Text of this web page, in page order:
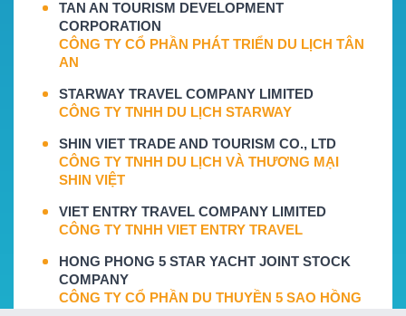
TAN AN TOURISM DEVELOPMENT
CORPORATION
CÔNG TY CỔ PHẦN PHÁT TRIỂN DU LỊCH TÂN
AN
STARWAY TRAVEL COMPANY LIMITED
CÔNG TY TNHH DU LỊCH STARWAY
SHIN VIET TRADE AND TOURISM CO., LTD
CÔNG TY TNHH DU LỊCH VÀ THƯƠNG MẠI
SHIN VIỆT
VIET ENTRY TRAVEL COMPANY LIMITED
CÔNG TY TNHH VIET ENTRY TRAVEL
HONG PHONG 5 STAR YACHT JOINT STOCK
COMPANY
CÔNG TY CỔ PHẦN DU THUYỀN 5 SAO HỒNG